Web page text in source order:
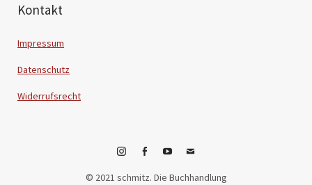
Kontakt
Impressum
Datenschutz
Widerrufsrecht
InstagramFacebookYouTube
E-
© 2021 schmitz. Die Buchhandlung